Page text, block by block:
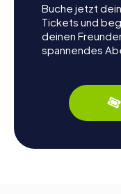
Buche jetzt
Tickets und
deinen
spannendes